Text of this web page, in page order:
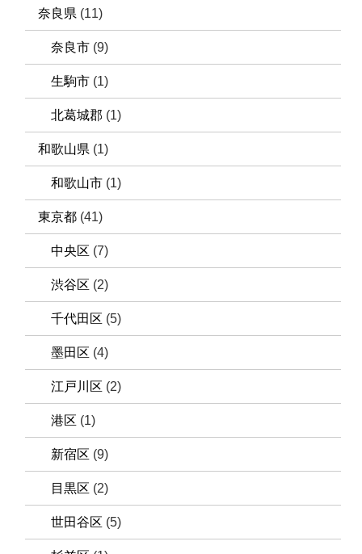
奈良県 (11)
奈良市 (9)
生駒市 (1)
北葛城郡 (1)
和歌山県 (1)
和歌山市 (1)
東京都 (41)
中央区 (7)
渋谷区 (2)
千代田区 (5)
墨田区 (4)
江戸川区 (2)
港区 (1)
新宿区 (9)
目黒区 (2)
世田谷区 (5)